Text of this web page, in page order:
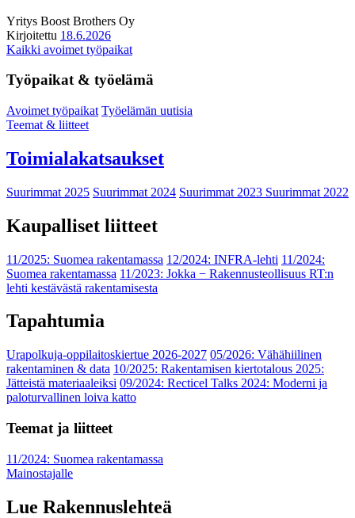
Yritys Boost Brothers Oy
Kirjoitettu 18.6.2026
Kaikki avoimet työpaikat
Työpaikat & työelämä
Avoimet työpaikat Työelämän uutisia
Teemat & liitteet
Toimialakatsaukset
Suurimmat 2025 Suurimmat 2024 Suurimmat 2023 Suurimmat 2022
Kaupalliset liitteet
11/2025: Suomea rakentamassa 12/2024: INFRA-lehti 11/2024:
Suomea rakentamassa 11/2023: Jokka − Rakennusteollisuus RT:n
lehti kestävästä rakentamisesta
Tapahtumia
Urapolkuja-oppilaitoskiertue 2026-2027 05/2026: Vähähiilinen
rakentaminen & data 10/2025: Rakentamisen kiertotalous 2025:
Jätteistä materiaaleiksi 09/2024: Recticel Talks 2024: Moderni ja
paloturvallinen loiva katto
Teemat ja liitteet
11/2024: Suomea rakentamassa
Mainostajalle
Lue Rakennuslehteä